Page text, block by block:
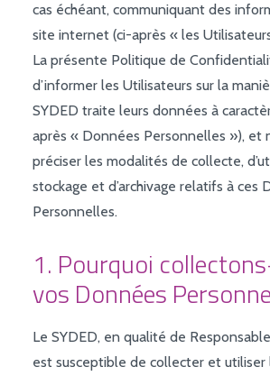
cas échéant, communiquant des
site internet (ci-après « les
La présente Politique de
d’informer les Utilisateurs sur la
SYDED traite leurs données à
après « Données Personnelles »), et
préciser les modalités de collecte,
stockage et d’archivage relatifs à ces
Personnelles.
1. Pourquoi
vos Données
Le SYDED, en qualité de
est susceptible de collecter et utiliser